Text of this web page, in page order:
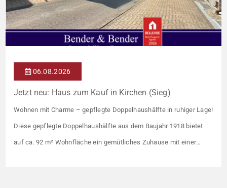
06.08.2026
Jetzt neu: Haus zum Kauf in Kirchen (Sieg)
Wohnen mit Charme – gepflegte Doppelhaushälfte in ruhiger Lage!
Diese gepflegte Doppelhaushälfte aus dem Baujahr 1918 bietet
auf ca. 92 m² Wohnfläche ein gemütliches Zuhause mit einer